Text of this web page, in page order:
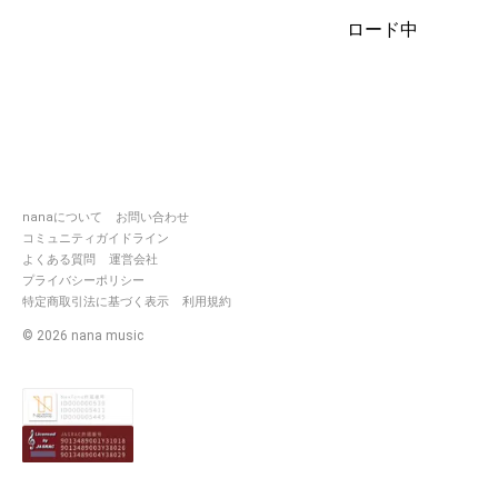
nanaについて
お問い合わせ
コミュニティガイドライン
よくある質問
運営会社
プライバシーポリシー
特定商取引法に基づく表示
利用規約
© 2026 nana music
ロード中